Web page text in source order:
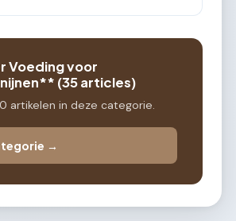
Voeding voor
(35 articles)
artikelen in deze categorie.
→